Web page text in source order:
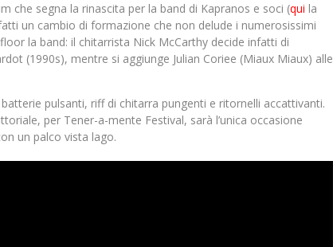
che segna la rinascita per la band di Kapranos e soci (qui la
un cambio di formazione che non delude i numerosissimi
la band: il chitarrista Nick McCarthy decide infatti di
(1990s), mentre si aggiunge Julian Coriee (Miaux Miaux) alle
pulsanti, riff di chitarra pungenti e ritornelli accattivanti.
per Tener-a-mente Festival, sarà l’unica occasione
un palco vista lago.